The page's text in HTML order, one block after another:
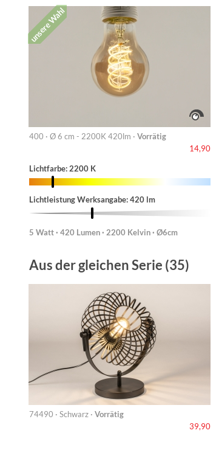
unsere Wahl
400 · Ø 6 cm - 2200K 420lm · Vorrätig
14,90
Lichtfarbe: 2200 K
Lichtleistung Werksangabe: 420 lm
5 Watt · 420 Lumen · 2200 Kelvin · Ø6cm
Aus der gleichen Serie (35)
74490 · Schwarz · Vorrätig
39,90